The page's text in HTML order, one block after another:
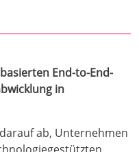
End-to-End-
in
ab, Unternehmen